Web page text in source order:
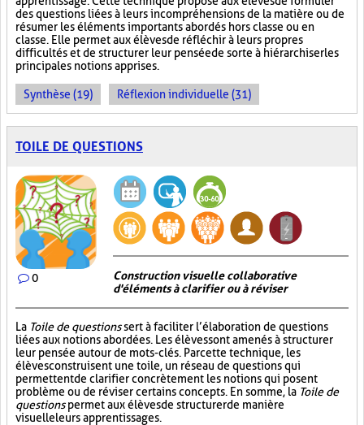
des questions liées à leurs incompréhensions de la matière ou de
résumer les éléments importants abordés hors classe ou en
classe. Elle permet aux élèves de réfléchir à leurs propres
difficultés et de structurer leur pensée de sorte à hiérarchiser les
principales notions apprises.
Synthèse (19) Réflexion individuelle (31)
TOILE DE QUESTIONS
0
Construction visuelle collaborative
d'éléments à clarifier ou à réviser
La Toile de questionssert à faciliter l’élaboration de questions
liées aux notions abordées. Les élèves sont amenés à structurer
leur pensée autour de mots-clés. Par cette technique, les
élèves construisent une toile, un réseau de questions qui
permettent de clarifier concrètement les notions qui posent
problème ou de réviser certains concepts. En somme, la Toile de
questionspermet aux élèves de structurer de manière
visuelle leurs apprentissages.